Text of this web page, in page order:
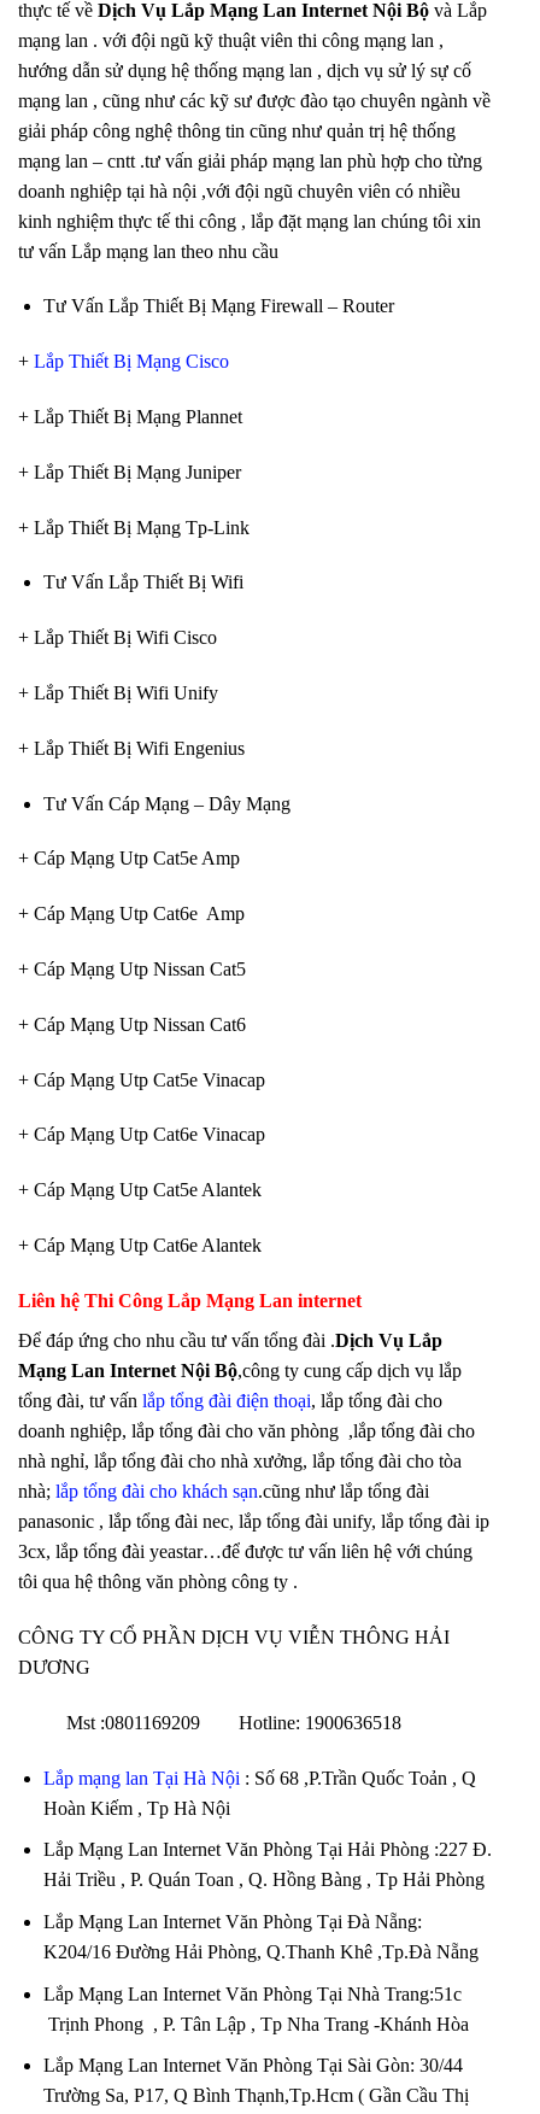
thực tế về Dịch Vụ Lắp Mạng Lan Internet Nội Bộ và Lắp
mạng lan . với đội ngũ kỹ thuật viên thi công mạng lan ,
hướng dẫn sử dụng hệ thống mạng lan , dịch vụ sử lý sự cố
mạng lan , cũng như các kỹ sư được đào tạo chuyên ngành về
giải pháp công nghệ thông tin cũng như quản trị hệ thống
mạng lan – cntt .tư vấn giải pháp mạng lan phù hợp cho từng
doanh nghiệp tại hà nội ,với đội ngũ chuyên viên có nhiều
kinh nghiệm thực tế thi công , lắp đặt mạng lan chúng tôi xin
tư vấn Lắp mạng lan theo nhu cầu
Tư Vấn Lắp Thiết Bị Mạng Firewall – Router
+ Lắp Thiết Bị Mạng Cisco
+ Lắp Thiết Bị Mạng Plannet
+ Lắp Thiết Bị Mạng Juniper
+ Lắp Thiết Bị Mạng Tp-Link
Tư Vấn Lắp Thiết Bị Wifi
+ Lắp Thiết Bị Wifi Cisco
+ Lắp Thiết Bị Wifi Unify
+ Lắp Thiết Bị Wifi Engenius
Tư Vấn Cáp Mạng – Dây Mạng
+ Cáp Mạng Utp Cat5e Amp
+ Cáp Mạng Utp Cat6e Amp
+ Cáp Mạng Utp Nissan Cat5
+ Cáp Mạng Utp Nissan Cat6
+ Cáp Mạng Utp Cat5e Vinacap
+ Cáp Mạng Utp Cat6e Vinacap
+ Cáp Mạng Utp Cat5e Alantek
+ Cáp Mạng Utp Cat6e Alantek
Liên hệ Thi Công Lắp Mạng Lan internet
Để đáp ứng cho nhu cầu tư vấn tổng đài .Dịch Vụ Lắp
Mạng Lan Internet Nội Bộ,công ty cung cấp dịch vụ lắp
tổng đài, tư vấn lắp tổng đài điện thoại, lắp tổng đài cho
doanh nghiệp, lắp tổng đài cho văn phòng ,lắp tổng đài cho
nhà nghỉ, lắp tổng đài cho nhà xưởng, lắp tổng đài cho tòa
nhà; lắp tổng đài cho khách sạn.cũng như lắp tổng đài
panasonic , lắp tổng đài nec, lắp tổng đài unify, lắp tổng đài ip
3cx, lắp tổng đài yeastar…để được tư vấn liên hệ với chúng
tôi qua hệ thông văn phòng công ty .
CÔNG TY CỔ PHẦN DỊCH VỤ VIỄN THÔNG HẢI
DƯƠNG
Mst :0801169209 Hotline: 1900636518
Lắp mạng lan Tại Hà Nội : Số 68 ,P.Trần Quốc Toản , Q
Hoàn Kiếm , Tp Hà Nội
Lắp Mạng Lan Internet Văn Phòng Tại Hải Phòng :227 Đ.
Hải Triều , P. Quán Toan , Q. Hồng Bàng , Tp Hải Phòng
Lắp Mạng Lan Internet Văn Phòng Tại Đà Nẵng:
K204/16 Đường Hải Phòng, Q.Thanh Khê ,Tp.Đà Nẵng
Lắp Mạng Lan Internet Văn Phòng Tại Nhà Trang:51c
Trịnh Phong , P. Tân Lập , Tp Nha Trang -Khánh Hòa
Lắp Mạng Lan Internet Văn Phòng Tại Sài Gòn: 30/44
Trường Sa, P17, Q Bình Thạnh,Tp.Hcm ( Gần Cầu Thị